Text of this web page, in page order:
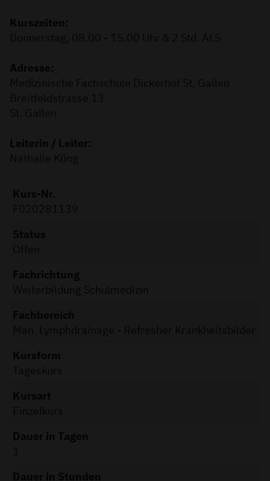
Kurszeiten:
Donnerstag, 08.00 - 15.00 Uhr & 2 Std. ALS
Adresse:
Medizinische Fachschule Dickerhof St. Gallen
Breitfeldstrasse 13
St. Gallen
Leiterin / Leiter:
Nathalie Küng
Kurs-Nr.
F020281139
Fachrichtung
Weiterbildung Schulmedizin
Kursform
Tageskurs
Dauer in Tagen
1